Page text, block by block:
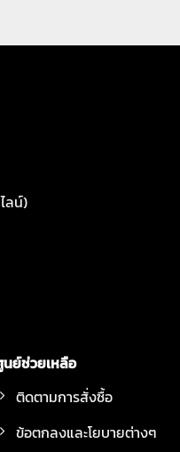
ลน์)
ย์ช่วยเหลือ
ติดตามการสั่งซื้อ
ข้อตกลงและโยบายต่างๆ